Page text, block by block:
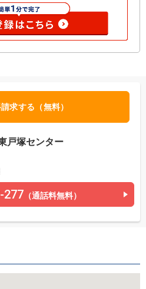
求する（無料）
戸塚センター
277 （通話料無料）